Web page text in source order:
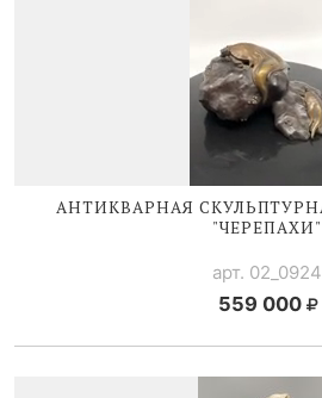
АНТИКВАРНАЯ
"ЧЕРЕПАХИ"
арт. 02_0924
559 000